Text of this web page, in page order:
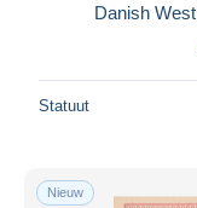
Danish
Statuut
Nieuw